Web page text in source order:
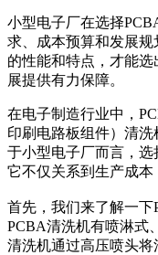
小型电子厂在选择
求、成本预算和发展
的性能和特点，才能
展提供有力保障。
在电子制造行业中，
印刷电路板组件）清
于小型电子厂而言，选
它不仅关系到生产成本
首先，我们来了解一下
PCBA清洗机有喷淋式
清洗机通过高压喷头